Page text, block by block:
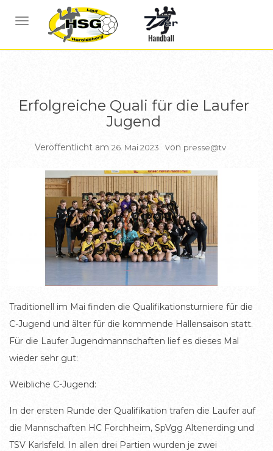
NAVIGATION UMSCHALTEN
ALLGEMEIN
Erfolgreiche Quali für die Laufer
Jugend
Veröffentlicht am 26. Mai 2023 von presse@tv
Traditionell im Mai finden die Qualifikationsturniere für die
C-Jugend und älter für die kommende Hallensaison statt.
Für die Laufer Jugendmannschaften lief es dieses Mal
wieder sehr gut:
Weibliche C-Jugend:
In der ersten Runde der Qualifikation trafen die Laufer auf
die Mannschaften HC Forchheim, SpVgg Altenerding und
TSV Karlsfeld. In allen drei Partien wurden je zwei